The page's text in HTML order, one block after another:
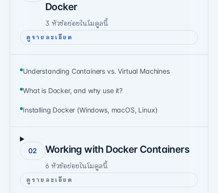
Docker
3 หัวข้อย่อยในโมดูลนี้
ดูรายละเอียด
Understanding Containers vs. Virtual Machines
What is Docker, and why use it?
Installing Docker (Windows, macOS, Linux)
02 Working with Docker Containers
6 หัวข้อย่อยในโมดูลนี้
ดูรายละเอียด